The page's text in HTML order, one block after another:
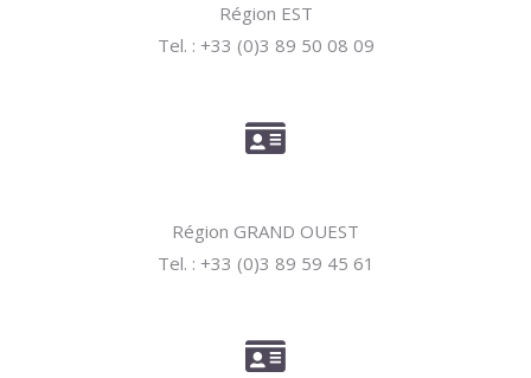
Région EST
Tel. : +33 (0)3 89 50 08 09
Région GRAND OUEST
Tel. : +33 (0)3 89 59 45 61